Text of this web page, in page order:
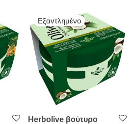
Herbolive βούτυρο